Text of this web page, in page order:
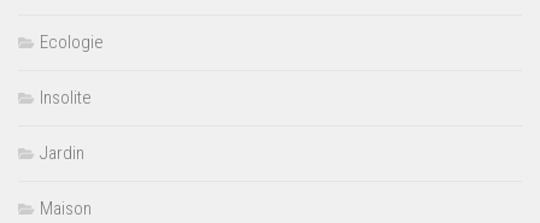
Ecologie
Insolite
Jardin
Maison